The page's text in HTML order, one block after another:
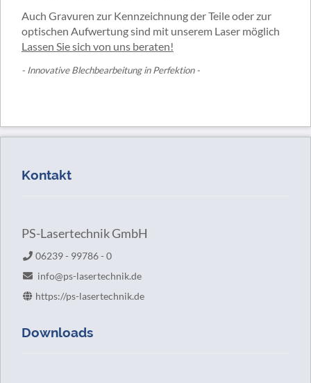
Auch Gravuren zur Kennzeichnung der Teile oder zur
optischen Aufwertung sind mit unserem Laser möglich
Lassen Sie sich von uns beraten!
- Innovative Blechbearbeitung in Perfektion-
Kontakt
PS-Lasertechnik GmbH
06239 - 99786 - 0
info@ps-lasertechnik.de
https://ps-lasertechnik.de
Downloads